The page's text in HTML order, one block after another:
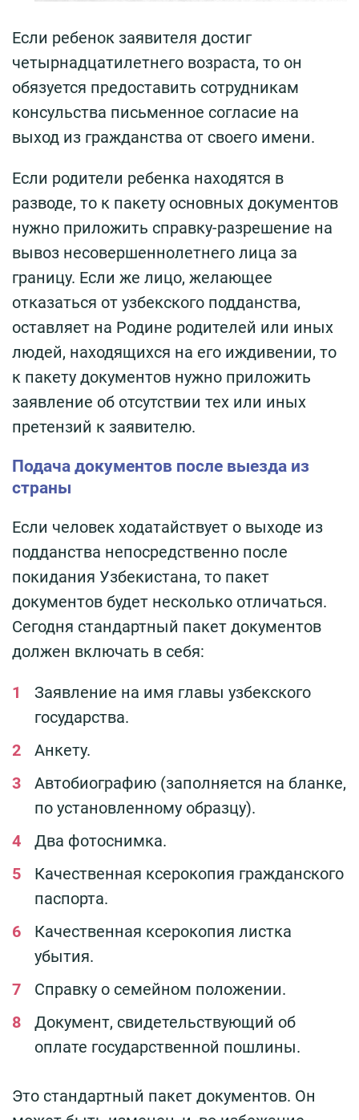
Если ребенок заявителя достиг
четырнадцатилетнего возраста, то он
обязуется предоставить сотрудникам
консульства письменное согласие на
выход из гражданства от своего имени.
Если родители ребенка находятся в
разводе, то к пакету основных документов
нужно приложить справку-разрешение на
вывоз несовершеннолетнего лица за
границу. Если же лицо, желающее
отказаться от узбекского подданства,
оставляет на Родине родителей или иных
людей, находящихся на его иждивении, то
к пакету документов нужно приложить
заявление об отсутствии тех или иных
претензий к заявителю.
Подача документов после выезда из
страны
Если человек ходатайствует о выходе из
подданства непосредственно после
покидания Узбекистана, то пакет
документов будет несколько отличаться.
Сегодня стандартный пакет документов
должен включать в себя:
Заявление на имя главы узбекского
государства.
Анкету.
Автобиографию (заполняется на бланке,
по установленному образцу).
Два фотоснимка.
Качественная ксерокопия гражданского
паспорта.
Качественная ксерокопия листка
убытия.
Справку о семейном положении.
Документ, свидетельствующий об
оплате государственной пошлины.
Это стандартный пакет документов. Он